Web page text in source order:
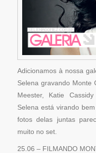
Adicionamos à nossa
Selena gravando Monte
Meester, Katie
Selena está virando
fotos delas juntas
muito no set.
25.06 – FILMANDO